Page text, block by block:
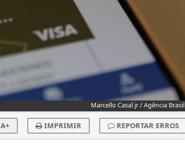
Marcello Casal jr / Agência Brasil
A+ IMPRIMIR REPORTAR ERROS